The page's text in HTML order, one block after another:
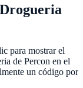
para mostrar el
de Percon en el
un código por